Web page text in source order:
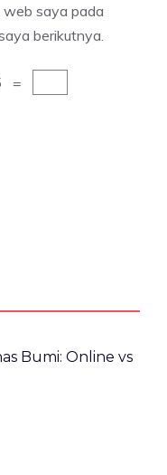
web saya pada
berikutnya.
=
Bumi: Online vs